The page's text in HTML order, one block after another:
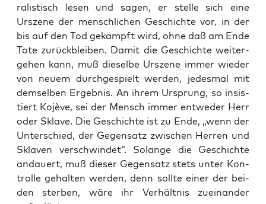
ra­lis­tisch lesen und sagen, er stel­le sich eine
Ursze­ne der mensch­li­chen Geschich­te vor, in der
bis auf den Tod gekämpft wird, ohne daß am Ende
Tote zurück­blei­ben. Damit die Geschich­te wei­ter­
ge­hen kann, muß die­sel­be Ursze­ne immer wie­der
von neu­em durch­ge­spielt wer­den, jedes­mal mit
dem­sel­ben Ergeb­nis. An ihrem Ursprung, so insis­
tiert Kojè­ve, sei der Mensch immer ent­we­der Herr
oder Skla­ve. Die Geschich­te ist zu Ende, „wenn der
Unter­schied, der Gegen­satz zwi­schen Her­ren und
Skla­ven ver­schwin­det“. Solan­ge die Geschich­te
andau­ert, muß die­ser Gegen­satz stets unter Kon­
trol­le gehal­ten wer­den, denn soll­te einer der bei­
den ster­ben, wäre ihr Ver­hält­nis zuein­an­der